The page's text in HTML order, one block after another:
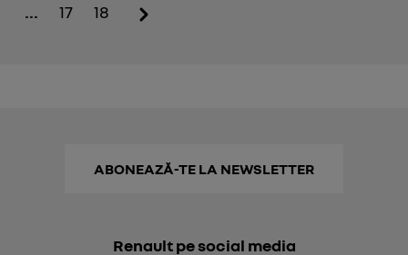
...
17 18
ABONEAZĂ-TE LA NEWSLETTER
Renault pe social media